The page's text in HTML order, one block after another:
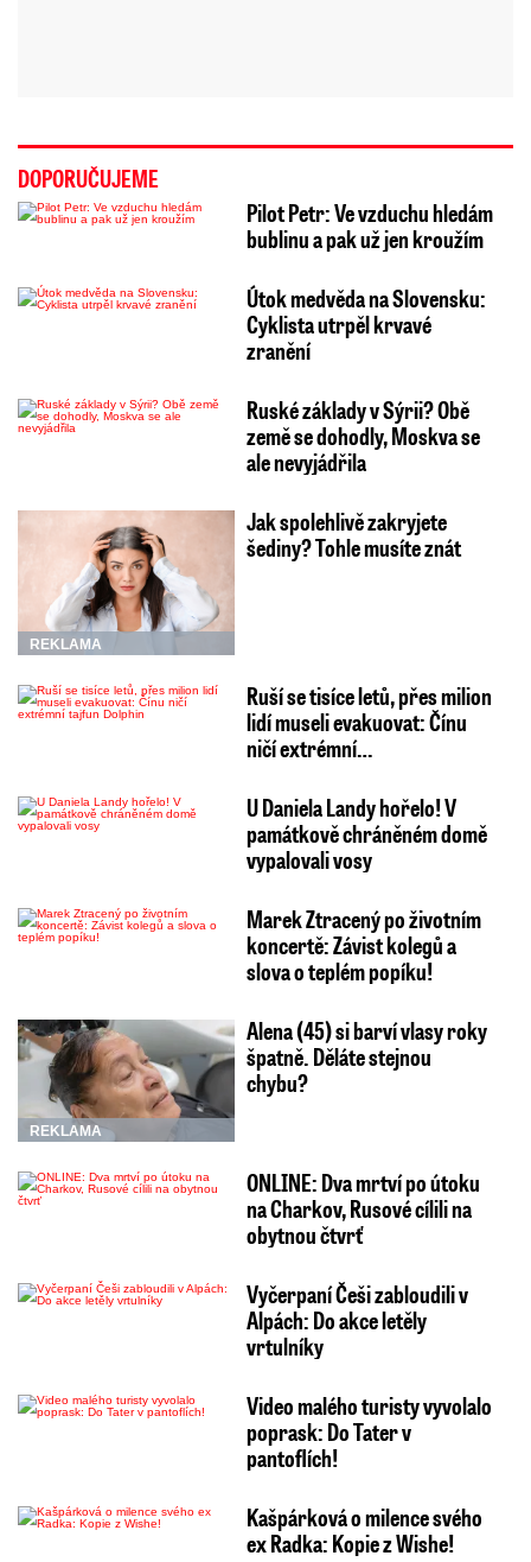
DOPORUČUJEME
Pilot Petr: Ve vzduchu hledám
bublinu a pak už jen kroužím
Útok medvěda na Slovensku:
Cyklista utrpěl krvavé
zranění
Ruské základy v Sýrii? Obě
země se dohodly, Moskva se
ale nevyjádřila
REKLAMA
Jak spolehlivě zakryjete
šediny? Tohle musíte znát
Ruší se tisíce letů, přes milion
lidí museli evakuovat: Čínu
ničí extrémní…
U Daniela Landy hořelo! V
památkově chráněném domě
vypalovali vosy
Marek Ztracený po životním
koncertě: Závist kolegů a
slova o teplém popíku!
REKLAMA
Alena (45) si barví vlasy roky
špatně. Děláte stejnou
chybu?
ONLINE: Dva mrtví po útoku
na Charkov, Rusové cílili na
obytnou čtvrť
Vyčerpaní Češi zabloudili v
Alpách: Do akce letěly
vrtulníky
Video malého turisty vyvolalo
poprask: Do Tater v
pantoflích!
Kašpárková o milence svého
ex Radka: Kopie z Wishe!